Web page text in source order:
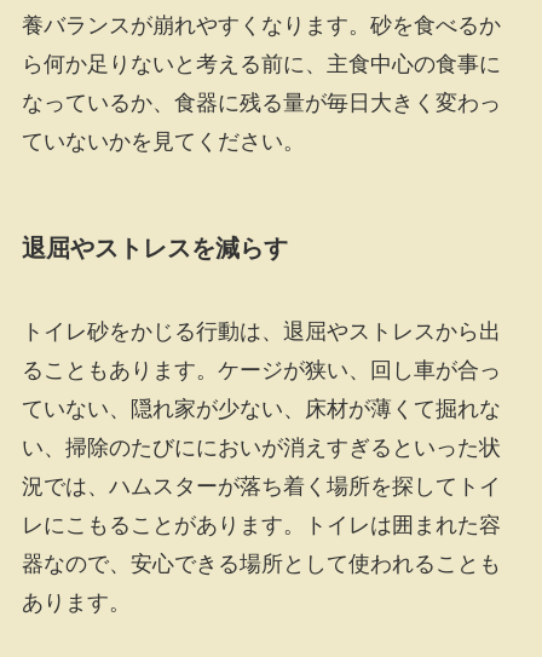
養バランスが崩れやすくなります。砂を食べるか
ら何か足りないと考える前に、主食中心の食事に
なっているか、食器に残る量が毎日大きく変わっ
ていないかを見てください。
退屈やストレスを減らす
トイレ砂をかじる行動は、退屈やストレスから出
ることもあります。ケージが狭い、回し車が合っ
ていない、隠れ家が少ない、床材が薄くて掘れな
い、掃除のたびににおいが消えすぎるといった状
況では、ハムスターが落ち着く場所を探してトイ
レにこもることがあります。トイレは囲まれた容
器なので、安心できる場所として使われることも
あります。